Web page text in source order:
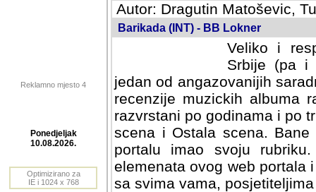
Reklamno mjesto 4
Autor: Dragutin Matoševic,
Barikada (INT) - BB Lokner
Veliko i
Srbije (pa i
jedan od angazovanijih
recenzije muzickih albuma
razvrstani po godinama i po
scena i Ostala scena.
portalu imao svoju
elemenata ovog web portala
sa svima vama,